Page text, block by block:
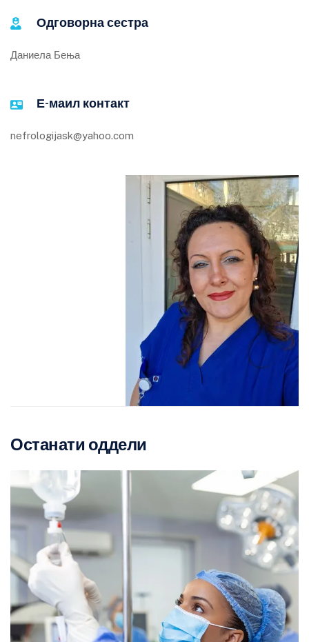
Одговорна сестра
Даниела Бења
Е-маил контакт
nefrologijask@yahoo.com
Останати оддели